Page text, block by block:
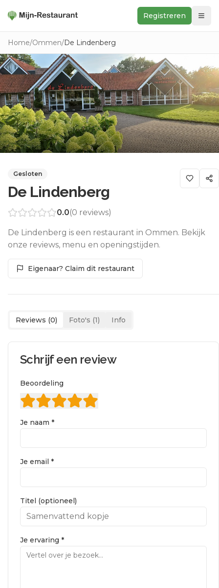
Registreren
Zoeken
In de buurt
Ontdek
Keukens
Foodwall
Reviews
Home/Ommen/De Lindenberg
Gesloten
De Lindenberg
0.0(0 reviews)
De Lindenberg is een restaurant in Ommen. Bekijk
onze reviews, menu en openingstijden.
Eigenaar? Claim dit restaurant
Reviews (0) Foto's (1) Info
Schrijf een review
Beoordeling
Je naam *
Je email *
Titel (optioneel)
Je ervaring *